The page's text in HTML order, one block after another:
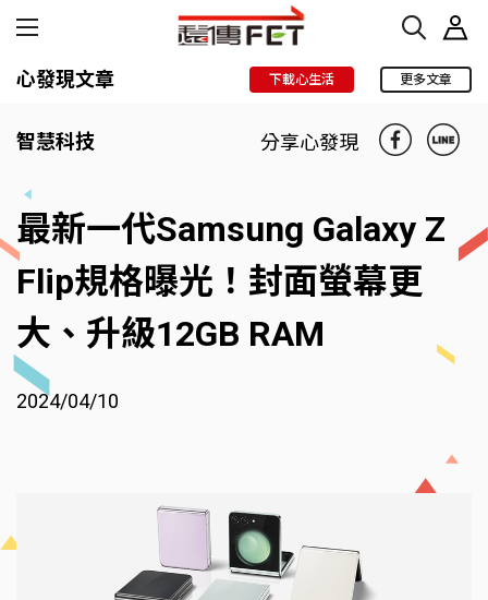
心發現文章 下載心生活 更多文章
智慧科技 分享心發現
最新一代Samsung Galaxy Z
Flip規格曝光！封面螢幕更
大、升級12GB RAM
2024/04/10